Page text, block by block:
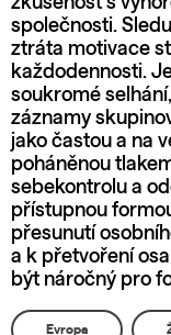
společnosti.
ztráta motivace
každodennosti.
soukromé
záznamy
jako častou a na
poháněnou
sebekontrolu a
přístupnou
přesunutí
a k přetvoření
být náročný pro
Evropa